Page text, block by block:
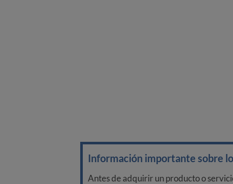
Información importante sobre
Antes de adquirir un producto o